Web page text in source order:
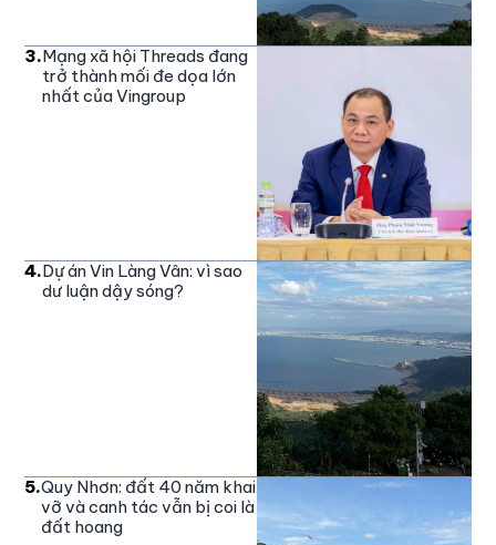
3.Mạng xã hội Threads đang
trở thành mối đe dọa lớn
nhất của Vingroup
4.Dự án Vin Làng Vân: vì sao
dư luận dậy sóng?
5.Quy Nhơn: đất 40 năm khai
vỡ và canh tác vẫn bị coi là
đất hoang